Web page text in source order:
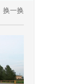
换一换